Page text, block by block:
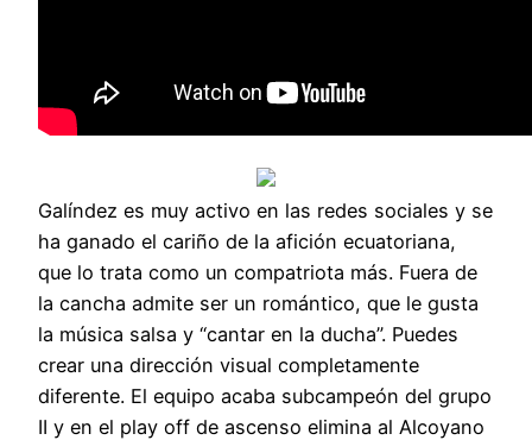
Galíndez es muy activo en las redes sociales y se
ha ganado el cariño de la afición ecuatoriana,
que lo trata como un compatriota más. Fuera de
la cancha admite ser un romántico, que le gusta
la música salsa y “cantar en la ducha”. Puedes
crear una dirección visual completamente
diferente. El equipo acaba subcampeón del grupo
II y en el play off de ascenso elimina al Alcoyano